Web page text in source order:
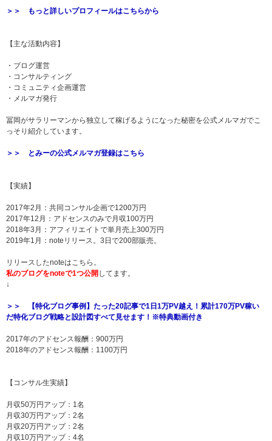
＞＞ もっと詳しいプロフィールはこちらから
【主な活動内容】
・ブログ運営
・コンサルティング
・コミュニティ企画運営
・メルマガ発行
冨岡がサラリーマンから独立して稼げるようになった秘密を公式メルマガでこ
っそり紹介しています。
＞＞ とみーの公式メルマガ登録はこちら
【実績】
2017年2月：共同コンサル企画で1200万円
2017年12月：アドセンスのみで月収100万円
2018年3月：アフィリエイトで単月売上300万円
2019年1月：noteリリース。3日で200部販売。
リリースしたnoteはこちら。
私のブログをnoteで1つ公開 してます。
↓
＞＞ 【特化ブログ事例】たった20記事で1日1万PV越え！累計170万PV稼い
だ特化ブログ戦略と設計図すべて見せます！※特典動画付き
2017年のアドセンス報酬：900万円
2018年のアドセンス報酬：1100万円
【コンサル生実績】
月収50万円アップ：1名
月収30万円アップ：2名
月収20万円アップ：2名
月収10万円アップ：4名